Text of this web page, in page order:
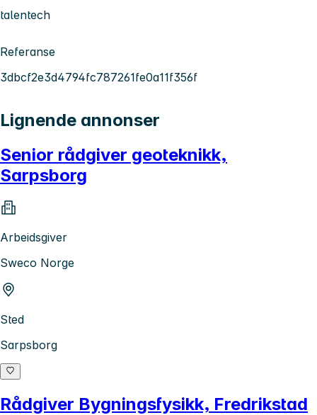
talentech
Referanse
3dbcf2e3d4794fc787261fe0a11f356f
Lignende annonser
Senior rådgiver geoteknikk,
Sarpsborg
Arbeidsgiver
Sweco Norge
Sted
Sarpsborg
Rådgiver Bygningsfysikk, Fredrikstad